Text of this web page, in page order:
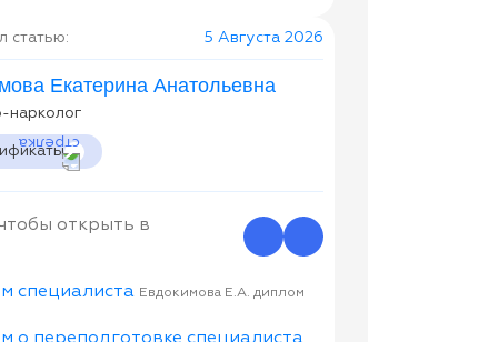
статью: 5 Августа 2026
Екатерина Анатольевна
нарколог
открыть в
Евдокимова Е.А. диплом